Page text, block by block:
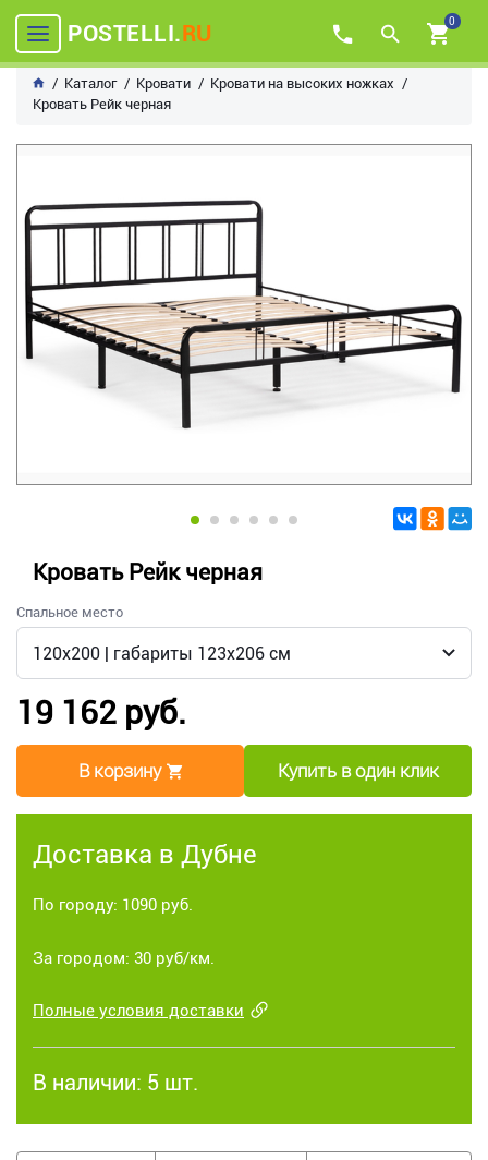
POSTELLI.RU 0
Каталог Кровати
Кровати на высоких ножках
Кровать Рейк черная
Кровать Рейк черная
Спальное место
19 162 руб.
В корзину Купить в один клик
Доставка в Дубне
По городу: 1090 руб.
За городом: 30 руб/км.
Полные условия доставки
В наличии: 5 шт.